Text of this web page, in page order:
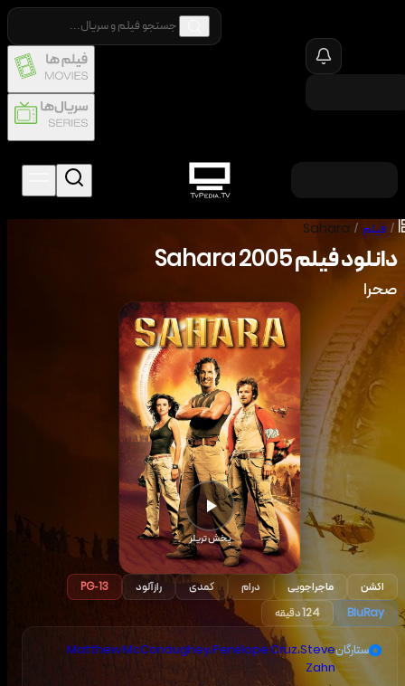
/ فیلم /
Sahara
دانلود فیلم2005
Sahara
صحرا
پخش تریلر
اکشن ماجراجویی درام کمدی رازآلود
PG-13
BluRay
124 دقیقه
ستارگان Matthew McConaughey،Penélope Cruz،Steve
Zahn